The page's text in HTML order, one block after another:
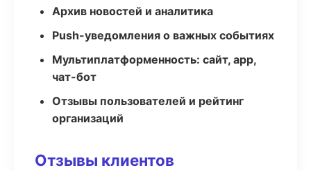
Архив новостей и аналитика
Push-уведомления о важных событиях
Мультиплатформенность: сайт, app,
чат-бот
Отзывы пользователей и рейтинг
организаций
Отзывы клиентов